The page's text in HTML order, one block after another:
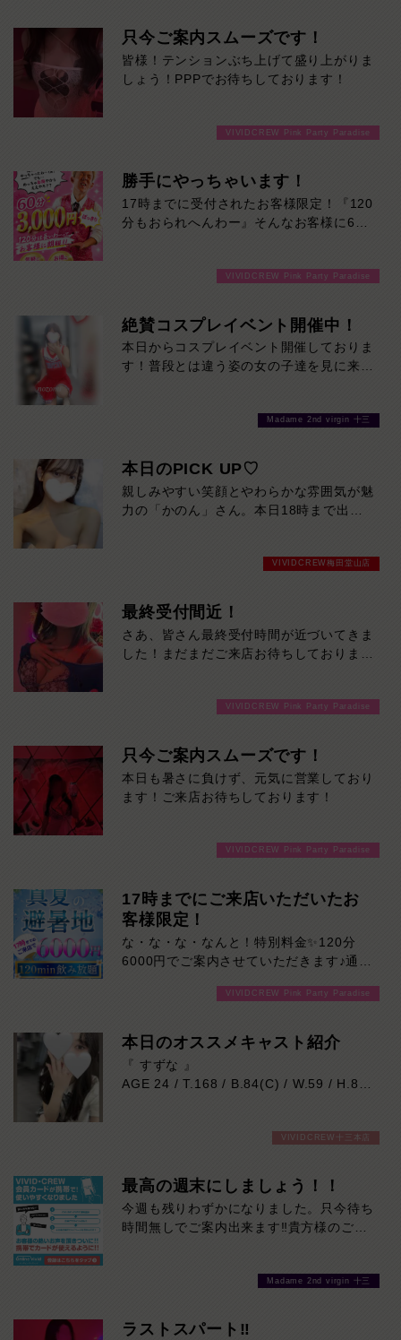
只今ご案内スムーズです！
皆様！テンションぶち上げて盛り上がりま
しょう！PPPでお待ちしております！
VIVIDCREW Pink Party Paradise
勝手にやっちゃいます！
17時までに受付されたお客様限定！『120
分もおられへんわー』そんなお客様に60
めるチャンス！たっぷり楽しみたい方は
分！その日の予定に合わせてお選びくださ
い！ご来店お待ちしております！
VIVIDCREW Pink Party Paradise
絶賛コスプレイベント開催中！
本日からコスプレイベント開催しておりま
す！普段とは違う姿の女の子達を見に来て
Madame 2nd virgin 十三
本日のPICK UP♡
親しみやすい笑顔とやわらかな雰囲気が魅
力の「かのん」さん。本日18時まで出勤
気になった方は、ぜひお早めに会いに来て
VIVIDCREW梅田堂山店
最終受付間近！
さあ、皆さん最終受付時間が近づいてきま
した！まだまだご来店お待ちしておりま
VIVIDCREW Pink Party Paradise
只今ご案内スムーズです！
本日も暑さに負けず、元気に営業しており
ます！ご来店お待ちしております！
VIVIDCREW Pink Party Paradise
17時までにご来店いただいたお
客様限定！
な・な・な・なんと！特別料金✨120分
6000円でご案内させていただきます♪通常
きます！是非ご来店お待ちしております！
VIVIDCREW Pink Party Paradise
本日のオススメキャスト紹介
『 すずな 』
AGE 24 / T.168 / B.84(C) / W.59 / H.86
おっとりとした癒し系の女の子です。
業界未経験で少し緊張気味ではありますが
一生懸命に向き合おうとする姿が、守って
あげたくなる可愛さ。
たい方に、ぜひおすすめです。
VIVIDCREW十三本店
最高の週末にしましょう！！
今週も残りわずかになりました。只今待ち
時間無しでご案内出来ます‼貴方様のご来
Madame 2nd virgin 十三
ラストスパート‼